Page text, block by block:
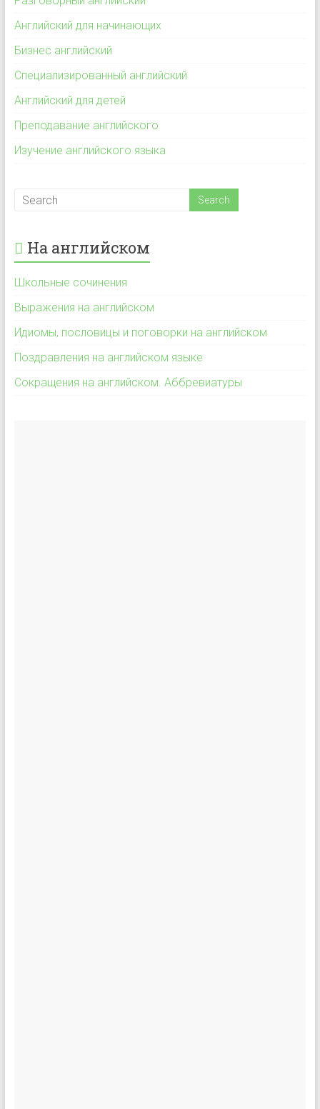
Английский для начинающих
Бизнес английский
Специализированный английский
Английский для детей
Преподавание английского
Изучение английского языка
На английском
Школьные сочинения
Выражения на английском
Идиомы, пословицы и поговорки на английском
Поздравления на английском языке
Сокращения на английском. Аббревиатуры